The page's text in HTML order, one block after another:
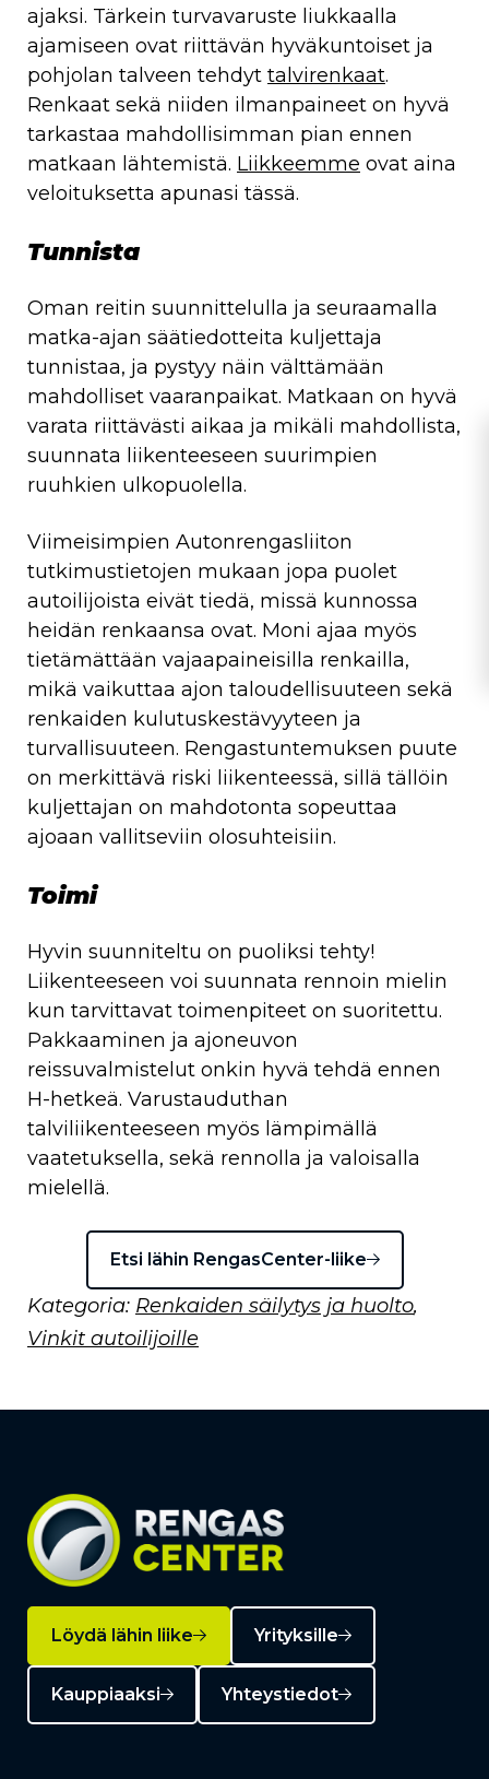
ajaksi. Tärkein turvavaruste liukkaalla
ajamiseen ovat riittävän hyväkuntoiset ja
pohjolan talveen tehdyt talvirenkaat.
Renkaat sekä niiden ilmanpaineet on hyvä
tarkastaa mahdollisimman pian ennen
matkaan lähtemistä. Liikkeemme ovat aina
veloituksetta apunasi tässä.
Tunnista
Oman reitin suunnittelulla ja seuraamalla
matka-ajan säätiedotteita kuljettaja
tunnistaa, ja pystyy näin välttämään
mahdolliset vaaranpaikat. Matkaan on hyvä
varata riittävästi aikaa ja mikäli mahdollista,
suunnata liikenteeseen suurimpien
ruuhkien ulkopuolella.
Viimeisimpien Autonrengasliiton
tutkimustietojen mukaan jopa puolet
autoilijoista eivät tiedä, missä kunnossa
heidän renkaansa ovat. Moni ajaa myös
tietämättään vajaapaineisilla renkailla,
mikä vaikuttaa ajon taloudellisuuteen sekä
renkaiden kulutuskestävyyteen ja
turvallisuuteen. Rengastuntemuksen puute
on merkittävä riski liikenteessä, sillä tällöin
kuljettajan on mahdotonta sopeuttaa
ajoaan vallitseviin olosuhteisiin.
Toimi
Hyvin suunniteltu on puoliksi tehty!
Liikenteeseen voi suunnata rennoin mielin
kun tarvittavat toimenpiteet on suoritettu.
Pakkaaminen ja ajoneuvon
reissuvalmistelut onkin hyvä tehdä ennen
H-hetkeä. Varustauduthan
talviliikenteeseen myös lämpimällä
vaatetuksella, sekä rennolla ja valoisalla
mielellä.
Etsi lähin RengasCenter-liike
Kategoria: Renkaiden säilytys ja huolto,
Vinkit autoilijoille
Löydä lähin liike Yrityksille
Kauppiaaksi Yhteystiedot